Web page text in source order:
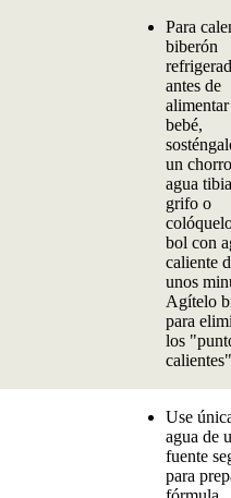
Para
biberón
antes de
bebé,
un
agua
grifo o
bol con
caliente
unos
Agítelo
para
los
Use
agua de
fuente
para